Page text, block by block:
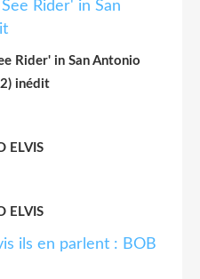
Rider' in San Antonio
inédit
ELVIS
ELVIS